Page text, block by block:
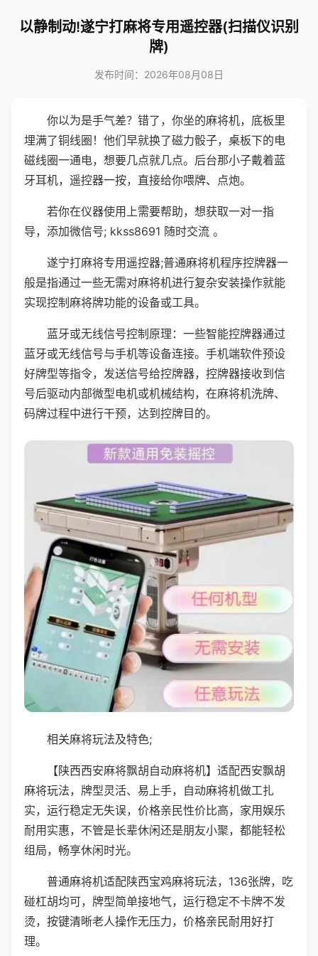
以静制动!遂宁打麻将专用遥控器(扫描仪识别
牌)
发布时间：2026年08月08日
你以为是手气差？错了，你坐的麻将机，底板里
埋满了铜线圈！他们早就换了磁力骰子，桌板下的电
磁线圈一通电，想要几点就几点。后台那小子戴着蓝
牙耳机，遥控器一按，直接给你喂牌、点炮。
若你在仪器使用上需要帮助，想获取一对一指
导，添加微信号; kkss8691 随时交流 。
遂宁打麻将专用遥控器;普通麻将机程序控牌器一
般是指通过一些无需对麻将机进行复杂安装操作就能
实现控制麻将牌功能的设备或工具。
蓝牙或无线信号控制原理：一些智能控牌器通过
蓝牙或无线信号与手机等设备连接。手机端软件预设
好牌型等指令，发送信号给控牌器，控牌器接收到信
号后驱动内部微型电机或机械结构，在麻将机洗牌、
码牌过程中进行干预，达到控牌目的。
相关麻将玩法及特色;
【陕西西安麻将飘胡自动麻将机】适配西安飘胡
麻将玩法，牌型灵活、易上手，自动麻将机做工扎
实，运行稳定无失误，价格亲民性价比高，家用娱乐
耐用实惠，不管是长辈休闲还是朋友小聚，都能轻松
组局，畅享休闲时光。
普通麻将机适配陕西宝鸡麻将玩法，136张牌，吃
碰杠胡均可，牌型简单接地气，运行稳定不卡牌不发
烫，按键清晰老人操作无压力，价格亲民耐用好打
理。